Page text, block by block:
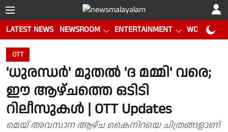
LATEST NEWS NEWSROOM ENTERTAINMENT WORLD CUP
OTT
'ധുരന്ധർ' മുതൽ 'ദ മമ്മി' വരെ;
ഈ ആഴ്ചത്തെ ഒടിടി
റിലീസുകൾ | OTT Updates
മെയ് അവസാന ആഴ്ച കൈനിറയെ ചിത്രങ്ങളാണ്